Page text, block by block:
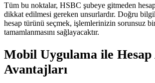
Tüm bu noktalar, HSBC şubeye gitmeden
dikkat edilmesi gereken unsurlardır. Doğru
hesap türünü seçmek, işlemlerinizin sorunsuz
tamamlanmasını sağlayacaktır.
Mobil Uygulama ile Hesap
Avantajları